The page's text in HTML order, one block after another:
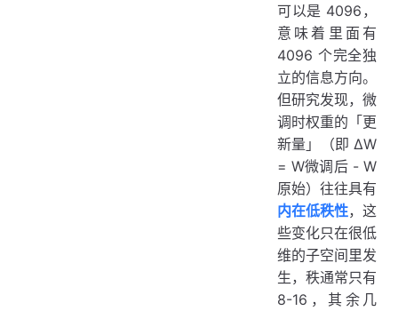
可以是 4096，
意味着里面有
4096 个完全独
立的信息方向。
但研究发现，微
调时权重的「更
新量」（即 ΔW
= W微调后 - W
原始）往往具有
内在低秩性，这
些变化只在很低
维的子空间里发
生，秩通常只有
8-16，其余几